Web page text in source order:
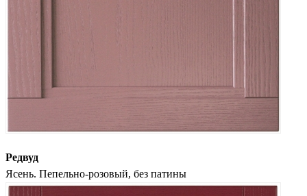
Редвуд
Ясень. Пепельно-розовый, без патины